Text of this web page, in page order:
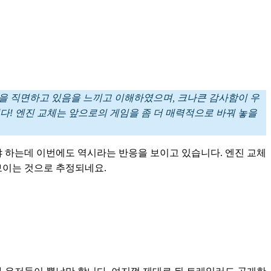
직면하고 있음을 느끼고 이해하였으며, 크나큰 감사함이 우
! 엔진 교체는 앞으로의 게임을 좀 더 매력적으로 바꿔 놓을
는데 이번에도 역시라는 반응을 보이고 있습니다. 엔진 교체
는 것으로 추정되네요.